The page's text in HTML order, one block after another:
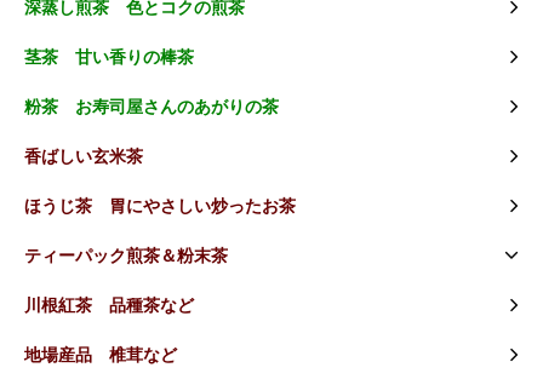
深蒸し煎茶 色とコクの煎茶
茎茶 甘い香りの棒茶
粉茶 お寿司屋さんのあがりの茶
香ばしい玄米茶
ほうじ茶 胃にやさしい炒ったお茶
ティーパック煎茶＆粉末茶
川根紅茶 品種茶など
地場産品 椎茸など